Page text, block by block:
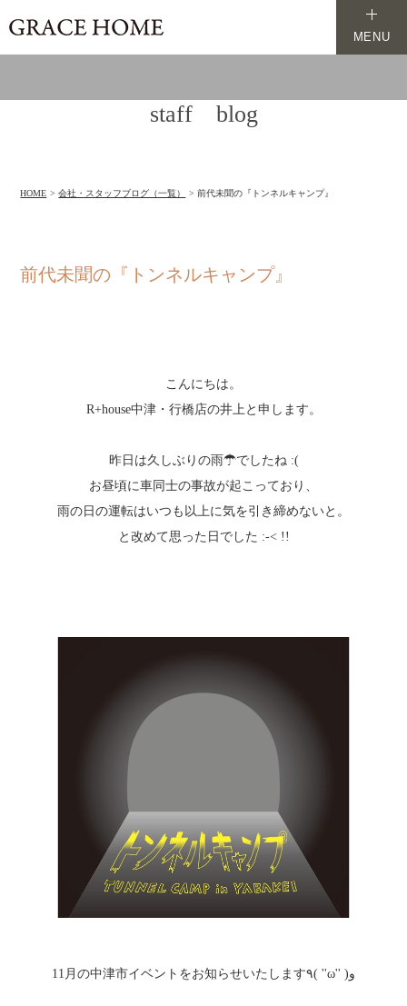
MENU
staff blog
HOME 会社・スタッフブログ（一覧） 前代未聞の『トンネルキャンプ』
前代未聞の『トンネルキャンプ』
こんにちは。
R+house中津・行橋店の井上と申します。
昨日は久しぶりの雨☂でしたね :(
お昼頃に車同士の事故が起こっており、
雨の日の運転はいつも以上に気を引き締めないと。
と改めて思った日でした :-< !!
11月の中津市イベントをお知らせいたします٩( ''ω'' )و